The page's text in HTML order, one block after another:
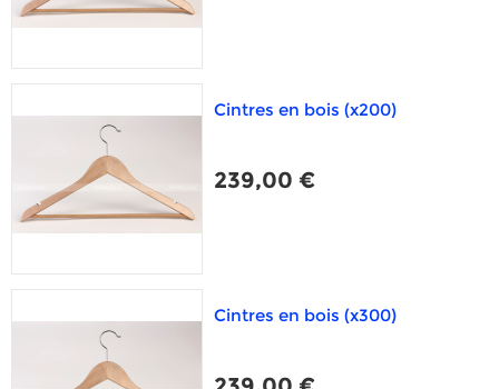
Cintres en bois (x200)
239,00 €
Cintres en bois (x300)